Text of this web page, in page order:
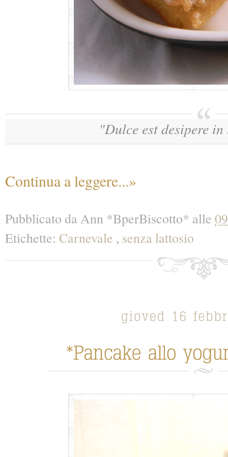
"Dulce est desipere
Continua a leggere...»
Pubblicato daAnn *BperBiscotto* alle
Etichette: Carnevale , senza lattosio